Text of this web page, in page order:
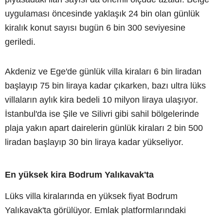
uygulaması öncesinde yaklaşık 24 bin olan günlük
kiralık konut sayısı bugün 6 bin 300 seviyesine
geriledi.
Akdeniz ve Ege'de günlük villa kiraları 6 bin liradan
başlayıp 75 bin liraya kadar çıkarken, bazı ultra lüks
villaların aylık kira bedeli 10 milyon liraya ulaşıyor.
İstanbul'da ise Şile ve Silivri gibi sahil bölgelerinde
plaja yakın apart dairelerin günlük kiraları 2 bin 500
liradan başlayıp 30 bin liraya kadar yükseliyor.
En yüksek kira Bodrum Yalıkavak'ta
Lüks villa kiralarında en yüksek fiyat Bodrum
Yalıkavak'ta görülüyor. Emlak platformlarındaki